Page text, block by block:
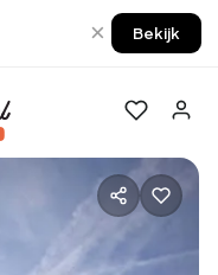
× Bekijk